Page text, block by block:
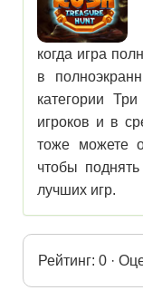
когда игра
в
категории
игроков и в
тоже можете
чтобы
лучших игр.
Рейтинг: 0 ·